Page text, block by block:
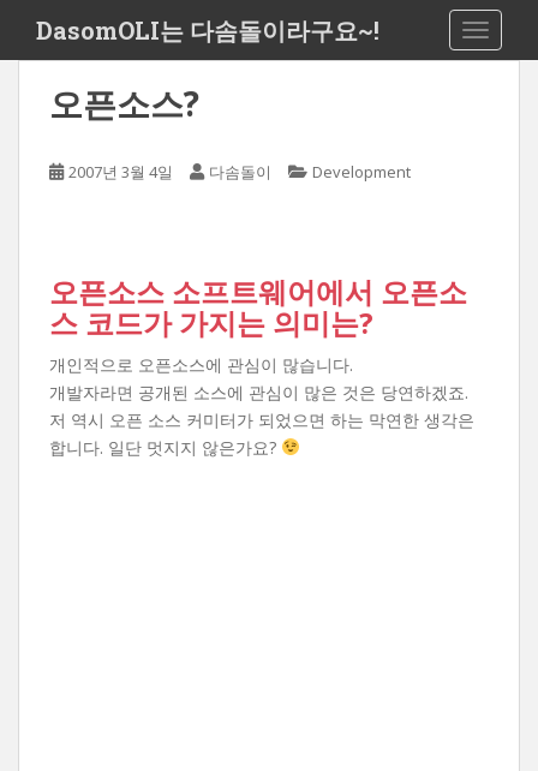
i
DasomOLI는 다솜돌이라구요~!
오픈소스?
2007년 3월 4일 다솜돌이 Development
오픈소스 소프트웨어에서 오픈소
스 코드가 가지는 의미는?
개인적으로 오픈소스에 관심이 많습니다.
개발자라면 공개된 소스에 관심이 많은 것은 당연하겠죠.
저 역시 오픈 소스 커미터가 되었으면 하는 막연한 생각은
합니다. 일단 멋지지 않은가요?